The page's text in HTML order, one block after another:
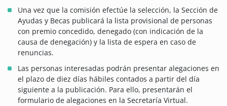
Una vez que la comisión efectúe la selección, la Sección de
Ayudas y Becas publicará la lista provisional de personas
con premio concedido, denegado (con indicación de la
causa de denegación) y la lista de espera en caso de
renuncias.
Las personas interesadas podrán presentar alegaciones en
el plazo de diez días hábiles contados a partir del día
siguiente a la publicación. Para ello, presentarán el
formulario de alegaciones en la Secretaría Virtual.